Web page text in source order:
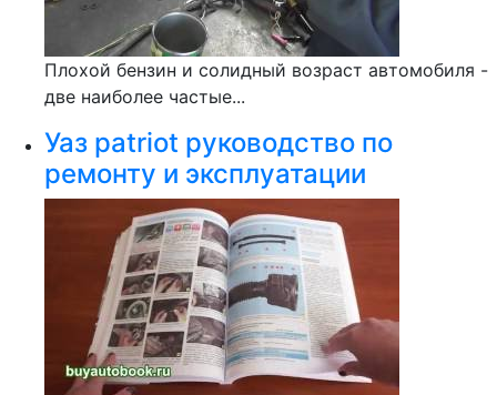
Плохой бензин и солидный возраст автомобиля -
две наиболее частые...
Уаз patriot руководство по
ремонту и эксплуатации